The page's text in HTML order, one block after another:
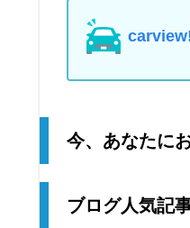
今、あなたに
ブログ人気記